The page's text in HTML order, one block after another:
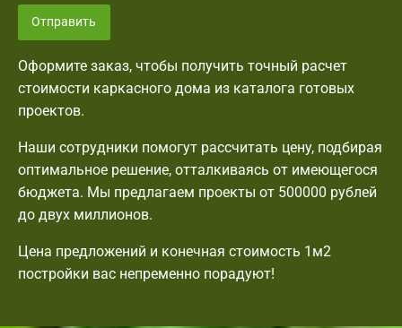
Отправить
Оформите заказ, чтобы получить точный расчет
стоимости каркасного дома из каталога готовых
проектов.
Наши сотрудники помогут рассчитать цену, подбирая
оптимальное решение, отталкиваясь от имеющегося
бюджета. Мы предлагаем проекты от 500000 рублей
до двух миллионов.
Цена предложений и конечная стоимость 1м2
постройки вас непременно порадуют!